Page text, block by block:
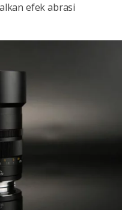
efek abrasi